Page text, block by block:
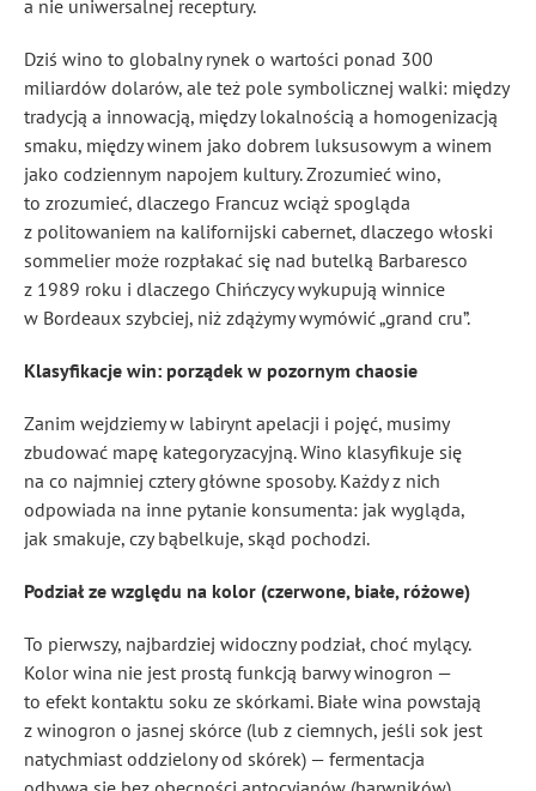
a nie uniwersalnej receptury.
Dziś wino to globalny rynek o wartości ponad 300
miliardów dolarów, ale też pole symbolicznej walki: między
tradycją a innowacją, między lokalnością a homogenizacją
smaku, między winem jako dobrem luksusowym a winem
jako codziennym napojem kultury. Zrozumieć wino,
to zrozumieć, dlaczego Francuz wciąż spogląda
z politowaniem na kalifornijski cabernet, dlaczego włoski
sommelier może rozpłakać się nad butelką Barbaresco
z 1989 roku i dlaczego Chińczycy wykupują winnice
w Bordeaux szybciej, niż zdążymy wymówić „grand cru”.
Klasyfikacje win: porządek w pozornym chaosie
Zanim wejdziemy w labirynt apelacji i pojęć, musimy
zbudować mapę kategoryzacyjną. Wino klasyfikuje się
na co najmniej cztery główne sposoby. Każdy z nich
odpowiada na inne pytanie konsumenta: jak wygląda,
jak smakuje, czy bąbelkuje, skąd pochodzi.
Podział ze względu na kolor (czerwone, białe, różowe)
To pierwszy, najbardziej widoczny podział, choć mylący.
Kolor wina nie jest prostą funkcją barwy winogron —
to efekt kontaktu soku ze skórkami. Białe wina powstają
z winogron o jasnej skórce (lub z ciemnych, jeśli sok jest
natychmiast oddzielony od skórek) — fermentacja